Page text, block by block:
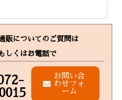
販についてのご質問は
しくはお電話で
お問い合
わせフォ
ーム